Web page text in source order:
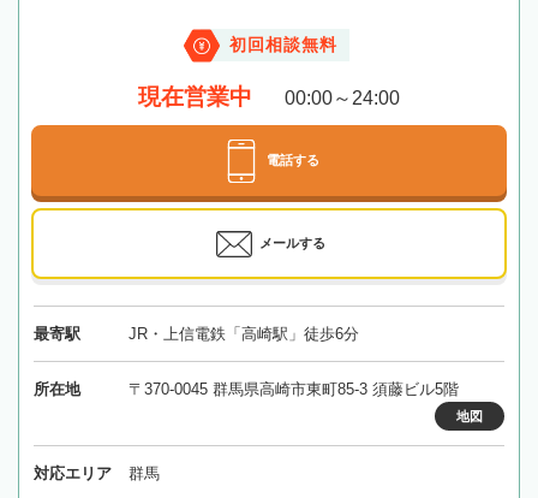
初回相談無料
現在営業中 00:00～24:00
電話する
メールする
最寄駅 JR・上信電鉄「高崎駅」徒歩6分
所在地 〒370-0045 群馬県高崎市東町85-3 須藤ビル5階
地図
対応エリア 群馬